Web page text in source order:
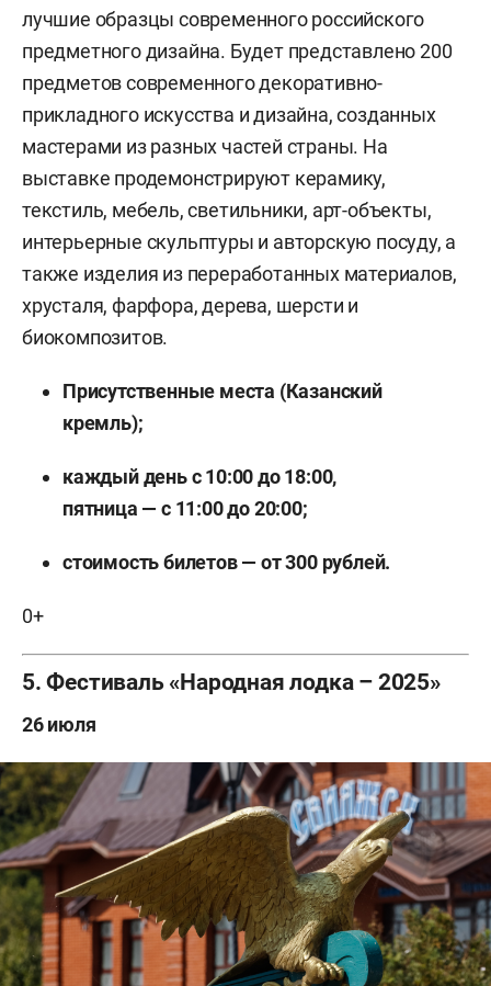
лучшие образцы современного российского
предметного дизайна. Будет представлено 200
предметов современного декоративно-
прикладного искусства и дизайна, созданных
мастерами из разных частей страны. На
выставке продемонстрируют керамику,
текстиль, мебель, светильники, арт-объекты,
интерьерные скульптуры и авторскую посуду, а
также изделия из переработанных материалов,
хрусталя, фарфора, дерева, шерсти и
биокомпозитов.
Присутственные места (Казанский
кремль);
каждый день с 10:00 до 18:00,
пятница — с 11:00 до 20:00;
стоимость билетов — от 300 рублей.
0+
5. Фестиваль «Народная лодка – 2025»
26 июля